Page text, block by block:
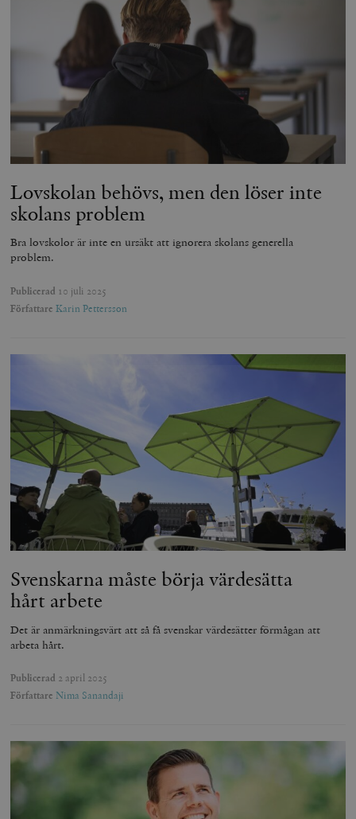
Lovskolan behövs, men den löser inte
skolans problem
Bra lovskolor är inte en ursäkt att ignorera skolans generella
problem.
Publicerad 10 juli 2025
Författare Karin Pettersson
Svenskarna måste börja värdesätta
hårt arbete
Det är anmärkningsvärt att så få svenskar värdesätter förmågan att
arbeta hårt.
Publicerad 2 april 2025
Författare Nima Sanandaji